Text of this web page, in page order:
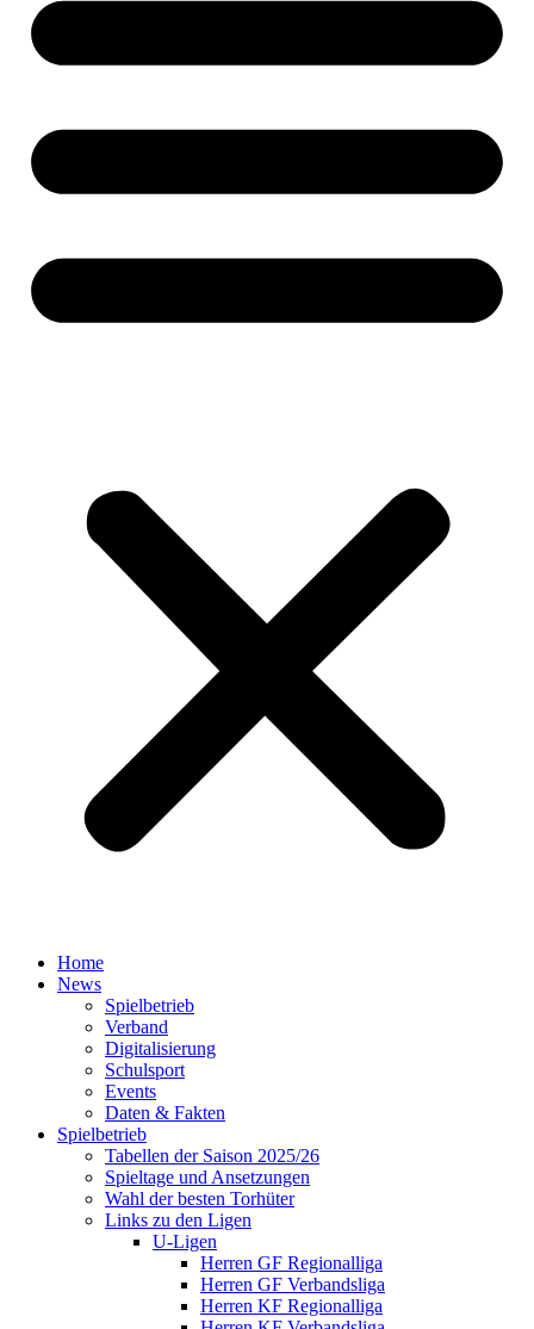
Home
News
Spielbetrieb
Verband
Digitalisierung
Schulsport
Events
Daten & Fakten
Spielbetrieb
Tabellen der Saison 2025/26
Spieltage und Ansetzungen
Wahl der besten Torhüter
Links zu den Ligen
U-Ligen
Herren GF Regionalliga
Herren GF Verbandsliga
Herren KF Regionalliga